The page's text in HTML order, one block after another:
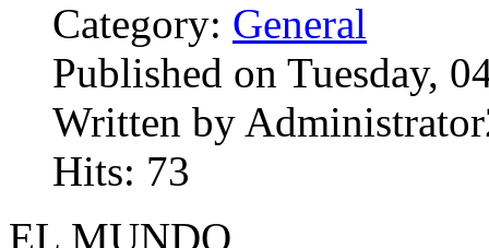
Category: General
Published on Tuesday,
Written by
Hits: 73
EL MUNDO